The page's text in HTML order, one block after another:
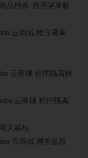
品秒杀-程序隔离解
云商城 程序隔离
云商城 程序隔离解
云商城 程序隔离
关鉴权
云商城 网关鉴权